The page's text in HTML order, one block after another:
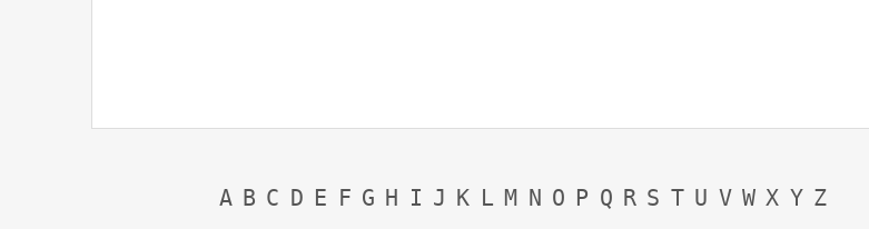
A B C D E F G H I J K L M N O P Q R S T U V W X Y Z